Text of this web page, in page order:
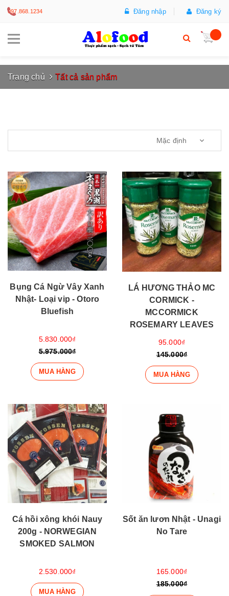
097.868.1234 Đăng nhập Đăng ký
Trang chủ Tất cả sản phẩm
Bụng Cá Ngừ Vây Xanh
Nhật- Loại vip - Otoro
Bluefish
5.830.000₫
5.975.000₫
MUA HÀNG
LÁ HƯƠNG THẢO MC
CORMICK -
MCCORMICK
ROSEMARY LEAVES
95.000₫
145.000₫
MUA HÀNG
Cá hồi xông khói Nauy
200g - NORWEGIAN
SMOKED SALMON
2.530.000₫
MUA HÀNG
Sốt ăn lươn Nhật - Unagi
No Tare
165.000₫
185.000₫